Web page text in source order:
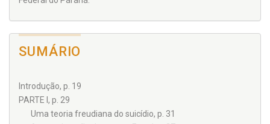
SUMÁRIO
Introdução, p. 19
PARTE I, p. 29
Uma teoria freudiana do suicídio, p. 31